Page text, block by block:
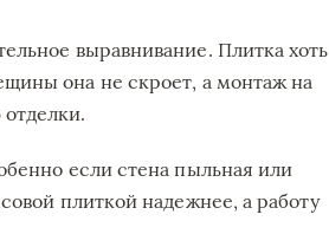
выравнивание. Плитка хоть
она не скроет, а монтаж на
если стена пыльная или
плиткой надежнее, а работу